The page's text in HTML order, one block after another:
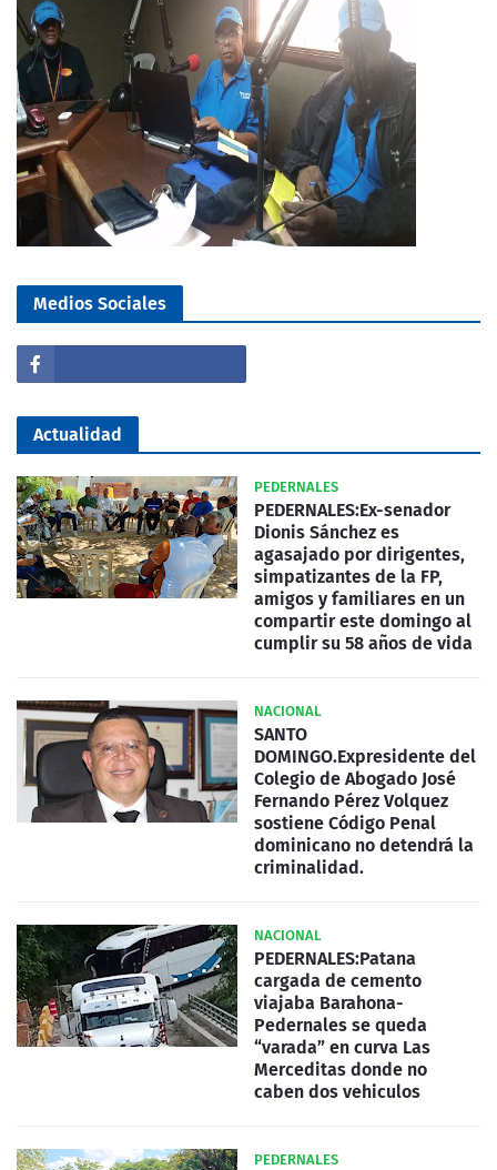
Medios Sociales
Actualidad
PEDERNALES
PEDERNALES:Ex-senador
Dionis Sánchez es
agasajado por dirigentes,
simpatizantes de la FP,
amigos y familiares en un
compartir este domingo al
cumplir su 58 años de vida
NACIONAL
SANTO
DOMINGO.Expresidente del
Colegio de Abogado José
Fernando Pérez Volquez
sostiene Código Penal
dominicano no detendrá la
criminalidad.
NACIONAL
PEDERNALES:Patana
cargada de cemento
viajaba Barahona-
Pedernales se queda
“varada” en curva Las
Merceditas donde no
caben dos vehiculos
PEDERNALES